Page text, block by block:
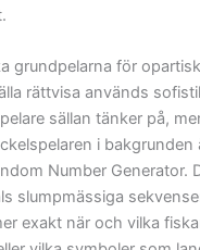
grundpelarna för
rättvisa används
sällan tänker på,
i bakgrunden
Number Generator.
slumpmässiga
exakt när och vilka